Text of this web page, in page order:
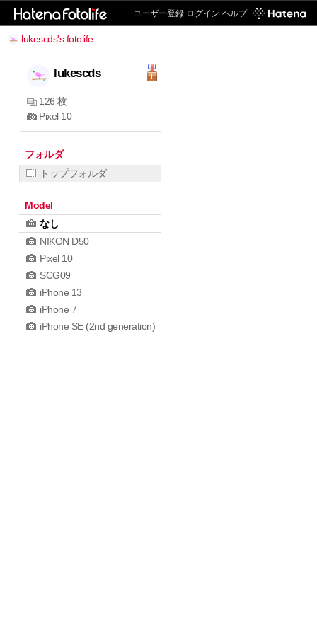
ユーザー登録 ログイン ヘルプ
lukescds's fotolife
lukescds
126 枚
Pixel 10
フォルダ
トップフォルダ
Model
なし
NIKON D50
Pixel 10
SCG09
iPhone 13
iPhone 7
iPhone SE (2nd generation)